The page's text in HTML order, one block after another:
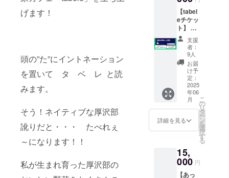
げます！
頭の”た”にイントネーション
を置いて タ ベ レ と読
みます。
そう！ネイティブな厚沢部
訛りだと・・・ たべれぇ
～になります！！
私が生まれ育った厚沢部の
クアウ
トで人
気の品
です！
ホカホ
カご飯
に混ぜ
るだ
け！ ・
容量：5
人前
（約
130g×5
人前）
・メー
時（月
曜限
定）、
【tabel
eチケッ
ト】 ・
5000円
分（500
円×10
枚） ・
tabele
での
サービ
スに利
用いた
だけま
す。1枚
ずつの
利用が
す。 ・
現金へ
の交換
はでき
支援
者：
9人
お届
け予
定：
2025
年06
月
詳細を見る
こ
の
リ
タ
ー
ン
を
選
択
す
る
15,
000 円
【あっ